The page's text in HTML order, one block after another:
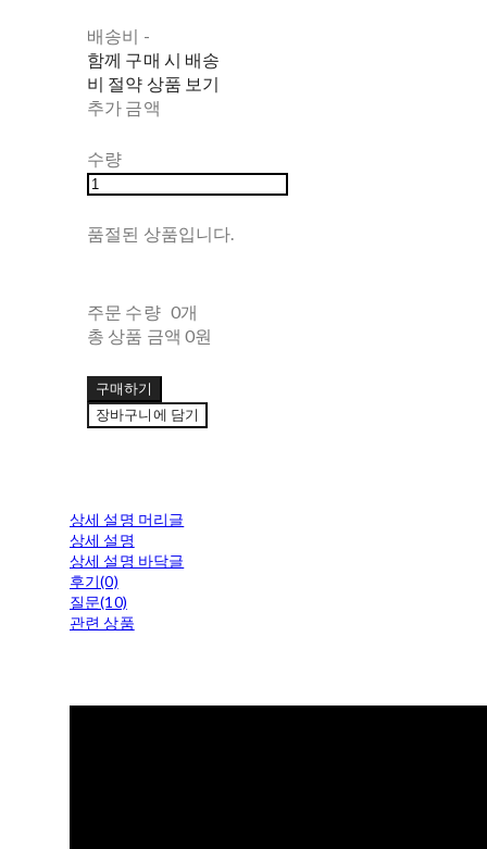
배송비 -
함께 구매 시 배송
비 절약 상품 보기
추가 금액
수량
품절된 상품입니다.
주문 수량 0개
총 상품 금액 0원
구매하기
장바구니에 담기
상세 설명 머리글
상세 설명
상세 설명 바닥글
후기(0)
질문(10)
관련 상품